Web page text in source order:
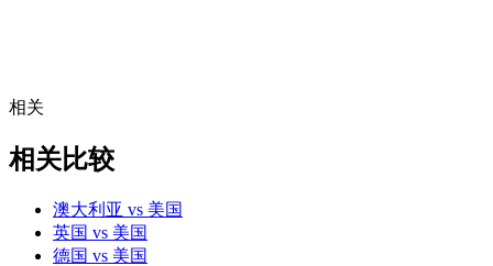
相关
相关比较
澳大利亚 vs 美国
英国 vs 美国
德国 vs 美国